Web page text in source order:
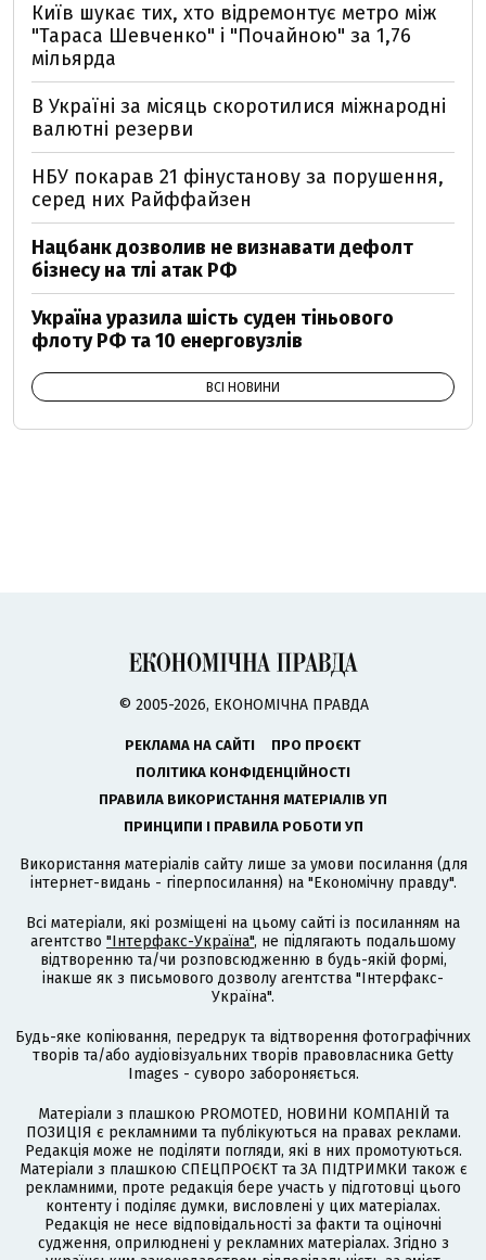
Київ шукає тих, хто відремонтує метро між
"Тараса Шевченко" і "Почайною" за 1,76
мільярда
В Україні за місяць скоротилися міжнародні
валютні резерви
НБУ покарав 21 фінустанову за порушення,
серед них Райффайзен
Нацбанк дозволив не визнавати дефолт
бізнесу на тлі атак РФ
Україна уразила шість суден тіньового
флоту РФ та 10 енерговузлів
ВСІ НОВИНИ
© 2005-2026, ЕКОНОМІЧНА ПРАВДА
РЕКЛАМА НА САЙТІ
ПРО ПРОЄКТ
ПОЛІТИКА КОНФІДЕНЦІЙНОСТІ
ПРАВИЛА ВИКОРИСТАННЯ МАТЕРІАЛІВ УП
ПРИНЦИПИ І ПРАВИЛА РОБОТИ УП
Використання матеріалів сайту лише за умови посилання (для
інтернет-видань - гіперпосилання) на "Економічну правду".
Всі матеріали, які розміщені на цьому сайті із посиланням на
агентство "Інтерфакс-Україна", не підлягають подальшому
відтворенню та/чи розповсюдженню в будь-якій формі,
інакше як з письмового дозволу агентства "Інтерфакс-
Україна".
Будь-яке копіювання, передрук та відтворення фотографічних
творів та/або аудіовізуальних творів правовласника Getty
Images - суворо забороняється.
Матеріали з плашкою PROMOTED, НОВИНИ КОМПАНІЙ та
ПОЗИЦІЯ є рекламними та публікуються на правах реклами.
Редакція може не поділяти погляди, які в них промотуються.
Матеріали з плашкою СПЕЦПРОЄКТ та ЗА ПІДТРИМКИ також є
рекламними, проте редакція бере участь у підготовці цього
контенту і поділяє думки, висловлені у цих матеріалах.
Редакція не несе відповідальності за факти та оціночні
судження, оприлюднені у рекламних матеріалах. Згідно з